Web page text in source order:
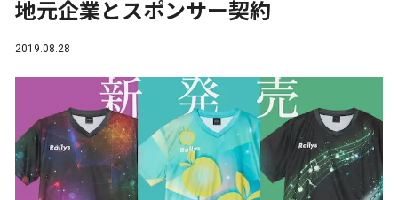
地元企業とスポンサー契約
2019.08.28